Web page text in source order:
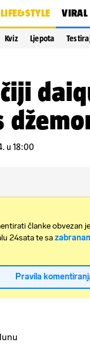
LIFE&STYLE VIRAL
Kviz Ljepota
u 18:00
članke obvezan
24sata te sa
Pravila